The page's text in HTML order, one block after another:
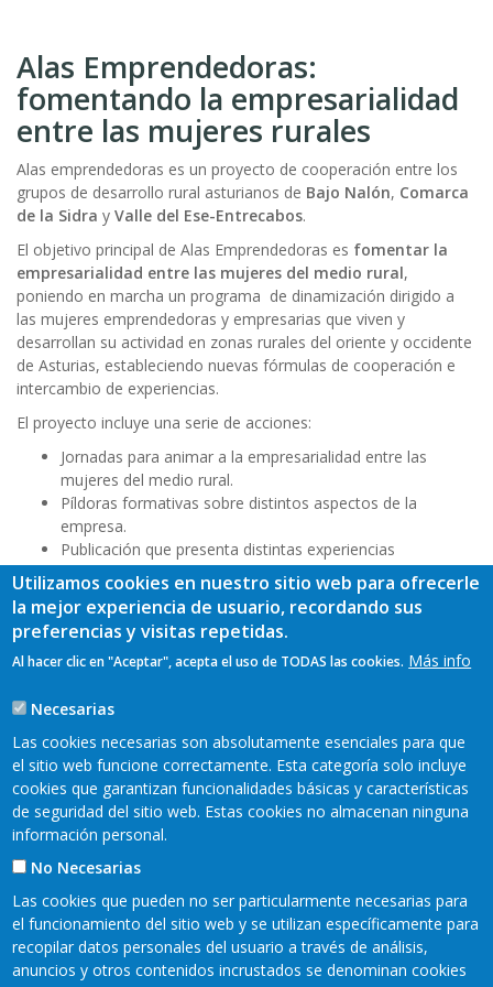
Alas Emprendedoras:
fomentando la empresarialidad
entre las mujeres rurales
Alas emprendedoras es un proyecto de cooperación entre los
grupos de desarrollo rural asturianos de Bajo Nalón, Comarca
de la Sidra y Valle del Ese-Entrecabos.
El objetivo principal de Alas Emprendedoras es fomentar la
empresarialidad entre las mujeres del medio rural,
poniendo en marcha un programa de dinamización dirigido a
las mujeres emprendedoras y empresarias que viven y
desarrollan su actividad en zonas rurales del oriente y occidente
de Asturias, estableciendo nuevas fórmulas de cooperación e
intercambio de experiencias.
El proyecto incluye una serie de acciones:
Jornadas para animar a la empresarialidad entre las
mujeres del medio rural.
Píldoras formativas sobre distintos aspectos de la
empresa.
Publicación que presenta distintas experiencias
empresariales de mujeres del Bajo Nalón, Comarca de la
Sidra y Valle del Ese-Entrecabos.
TAGS
Utilizamos cookies en nuestro sitio web para ofrecerle
la mejor experiencia de usuario, recordando sus
preferencias y visitas repetidas.
Al hacer clic en "Aceptar", acepta el uso de TODAS las cookies. Más info
Necesarias
Las cookies necesarias son absolutamente esenciales para que
el sitio web funcione correctamente. Esta categoría solo incluye
cookies que garantizan funcionalidades básicas y características
de seguridad del sitio web. Estas cookies no almacenan ninguna
información personal.
No Necesarias
Las cookies que pueden no ser particularmente necesarias para
el funcionamiento del sitio web y se utilizan específicamente para
recopilar datos personales del usuario a través de análisis,
anuncios y otros contenidos incrustados se denominan cookies